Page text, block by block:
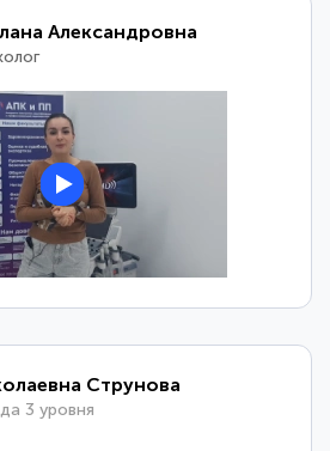
Александровна
Струнова
3 уровня